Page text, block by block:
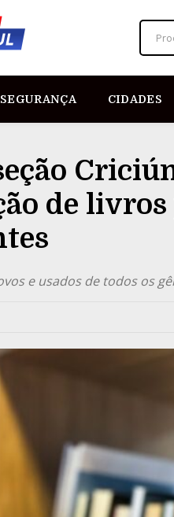
SEGURANÇA CIDADES
de
e usados de todos os